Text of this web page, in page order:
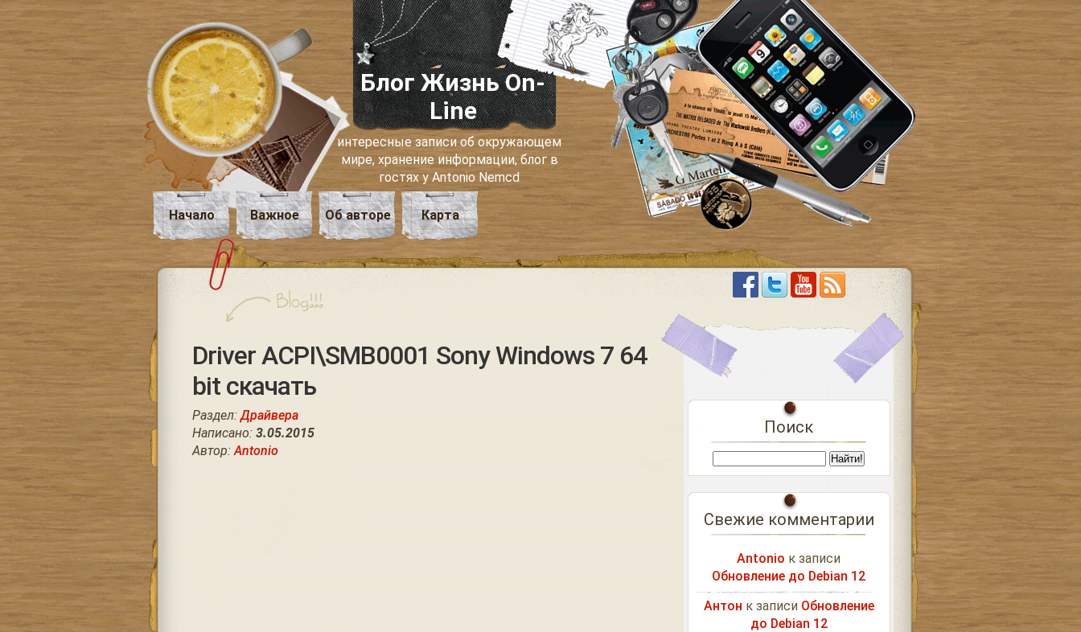
Блог Жизнь On-
Line
интересные записи об окружающем
мире, хранение информации, блог в
гостях у Antonio Nemcd
Начало Важное Об авторе Карта
Driver ACPI\SMB0001 Sony Windows 7 64
bit скачать
Раздел:Драйвера
Написано: 3.05.2015
Автор:Antonio
Поиск
Свежие комментарии
Antonio к записи
Обновление до Debian 12
Антон к записи Обновление
до Debian 12